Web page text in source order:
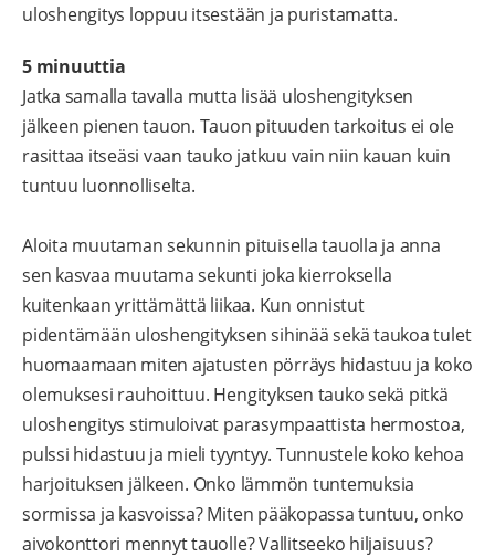
uloshengitys loppuu itsestään ja puristamatta.
5 minuuttia
Jatka samalla tavalla mutta lisää uloshengityksen
jälkeen pienen tauon. Tauon pituuden tarkoitus ei ole
rasittaa itseäsi vaan tauko jatkuu vain niin kauan kuin
tuntuu luonnolliselta.
Aloita muutaman sekunnin pituisella tauolla ja anna
sen kasvaa muutama sekunti joka kierroksella
kuitenkaan yrittämättä liikaa. Kun onnistut
pidentämään uloshengityksen sihinää sekä taukoa tulet
huomaamaan miten ajatusten pörräys hidastuu ja koko
olemuksesi rauhoittuu. Hengityksen tauko sekä pitkä
uloshengitys stimuloivat parasympaattista hermostoa,
pulssi hidastuu ja mieli tyyntyy. Tunnustele koko kehoa
harjoituksen jälkeen. Onko lämmön tuntemuksia
sormissa ja kasvoissa? Miten pääkopassa tuntuu, onko
aivokonttori mennyt tauolle? Vallitseeko hiljaisuus?